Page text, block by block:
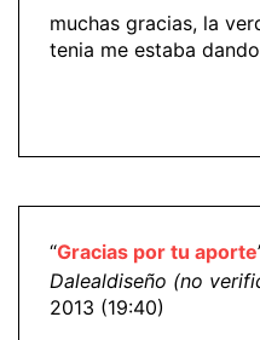
muchas gracias, la
tenia me estaba
“Gracias por tu aporte
Dalealdiseño (no
2013 (19:40)